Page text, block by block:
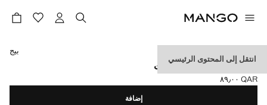
انتقل إلى المحتوى الرئيسي
فستان لوريكس بكشكشات
السعر الحالي [QAR ٨٩٫٠٠ ]
QAR ٨٩٫٠٠
حدد اللون
بيج
إضافة